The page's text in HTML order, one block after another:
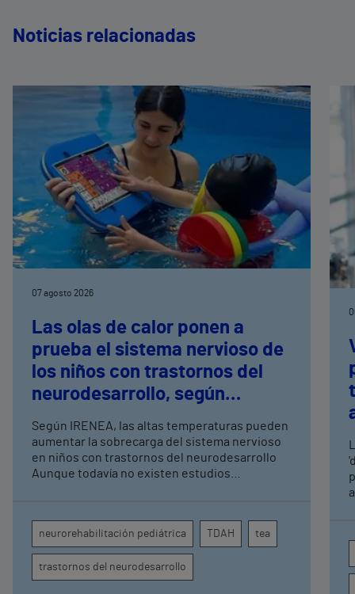
Noticias relacionadas
07 agosto 2026
Las olas de calor ponen a
prueba el sistema nervioso de
los niños con trastornos del
neurodesarrollo, según
neurorrehabilitación
pediátrica de Vithas
Según IRENEA, las altas temperaturas pueden
aumentar la sobrecarga del sistema nervioso
en niños con trastornos del neurodesarrollo
Aunque todavía no existen estudios
atención, la regulación emocional y la
conducta
neurorehabilitación pediátrica TDAH tea
trastornos del neurodesarrollo